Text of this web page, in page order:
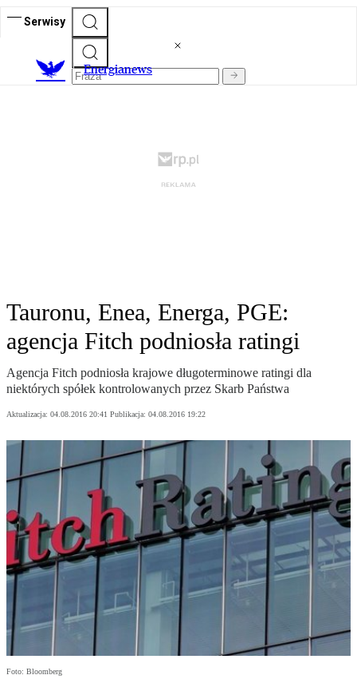
Serwisy
Energianews
Tauronu, Enea, Energa, PGE:
agencja Fitch podniosła ratingi
Agencja Fitch podniosła krajowe długoterminowe ratingi dla
niektórych spółek kontrolowanych przez Skarb Państwa
Aktualizacja: 04.08.2016 20:41 Publikacja: 04.08.2016 19:22
Foto: Bloomberg